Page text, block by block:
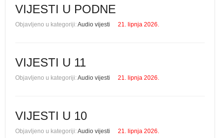
VIJESTI U PODNE
Objavljeno u kategoriji:Audio vijesti 21. lipnja 2026.
VIJESTI U 11
Objavljeno u kategoriji:Audio vijesti 21. lipnja 2026.
VIJESTI U 10
Objavljeno u kategoriji:Audio vijesti 21. lipnja 2026.